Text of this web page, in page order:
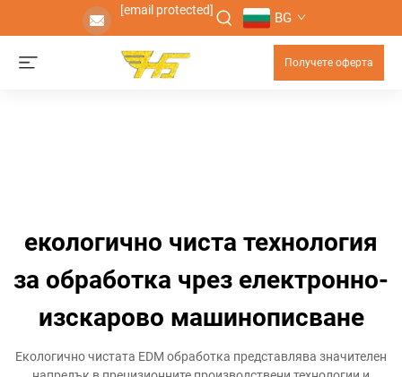
[email protected] BG
Получете оферта
екологично чиста технология
за обработка чрез електронно-
изскарово машинописване
Екологично чистата EDM обработка представлява значителен